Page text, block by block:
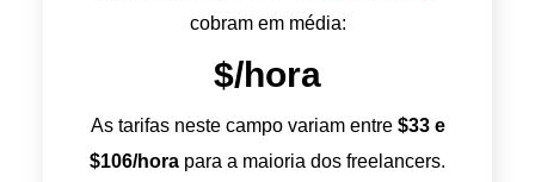
cobram em média:
$/hora
As tarifas neste campo variam entre $33e
$106/hora para a maioria dos freelancers.